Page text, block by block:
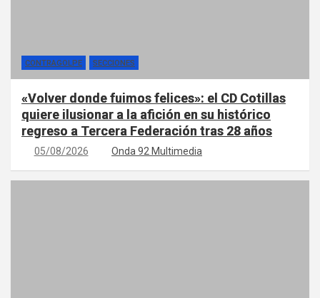
CONTRAGOLPE SECCIONES
«Volver donde fuimos felices»: el CD Cotillas
quiere ilusionar a la afición en su histórico
regreso a Tercera Federación tras 28 años
05/08/2026 Onda 92 Multimedia